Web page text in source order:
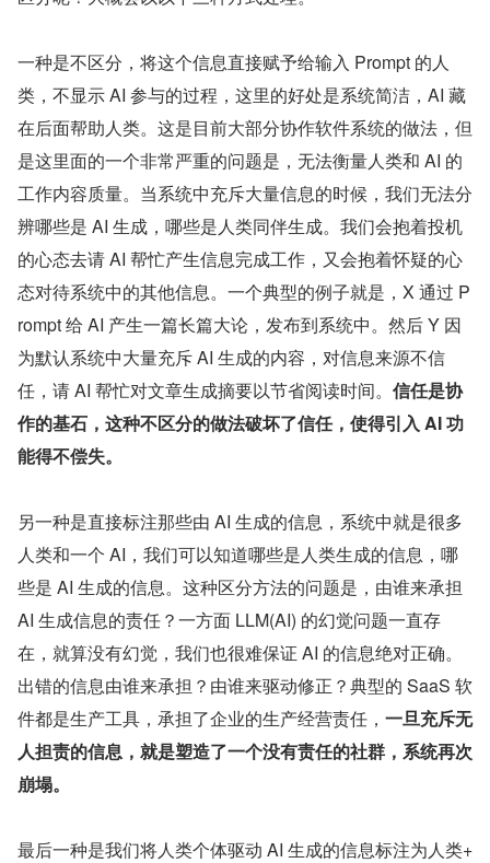
一种是不区分，将这个信息直接赋予给输入 Prompt 的人
类，不显示 AI 参与的过程，这里的好处是系统简洁，AI 藏
在后面帮助人类。这是目前大部分协作软件系统的做法，但
是这里面的一个非常严重的问题是，无法衡量人类和 AI 的
工作内容质量。当系统中充斥大量信息的时候，我们无法分
辨哪些是 AI 生成，哪些是人类同伴生成。我们会抱着投机
的心态去请 AI 帮忙产生信息完成工作，又会抱着怀疑的心
态对待系统中的其他信息。一个典型的例子就是，X 通过 P
rompt 给 AI 产生一篇长篇大论，发布到系统中。然后 Y 因
为默认系统中大量充斥 AI 生成的内容，对信息来源不信
任，请 AI 帮忙对文章生成摘要以节省阅读时间。 信任是协
作的基石，这种不区分的做法破坏了信任，使得引入 AI 功
能得不偿失。
另一种是直接标注那些由 AI 生成的信息，系统中就是很多
人类和一个 AI，我们可以知道哪些是人类生成的信息，哪
些是 AI 生成的信息。这种区分方法的问题是，由谁来承担
AI 生成信息的责任？一方面 LLM(AI) 的幻觉问题一直存
在，就算没有幻觉，我们也很难保证 AI 的信息绝对正确。
出错的信息由谁来承担？由谁来驱动修正？典型的 SaaS 软
件都是生产工具，承担了企业的生产经营责任， 一旦充斥无
人担责的信息，就是塑造了一个没有责任的社群，系统再次
崩塌。
最后一种是我们将人类个体驱动 AI 生成的信息标注为人类+